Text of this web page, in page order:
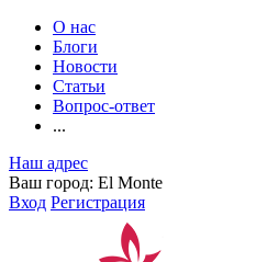
О нас
Блоги
Новости
Статьи
Вопрос-ответ
...
Наш адрес
Ваш город: El Monte
Вход Регистрация